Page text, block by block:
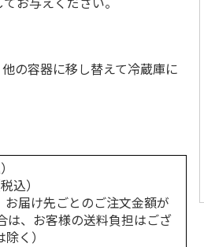
の容器に移し替えて冷蔵庫に
込）
お届け先ごとのご注文金額が
は、お客様の送料負担はござ
く）